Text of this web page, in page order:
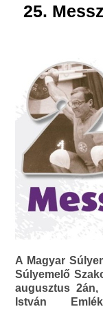
25.
A Magyar
Súlyemelő
augusztus
István